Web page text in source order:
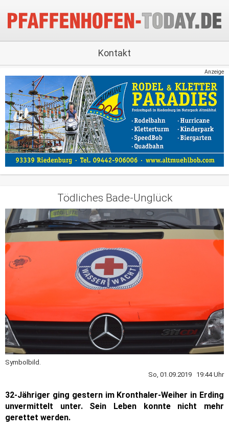
Kontakt
Anzeige
Tödliches Bade-Unglück
Symbolbild.
So, 01.09.2019 19:44 Uhr
32-Jähriger ging gestern im Kronthaler-Weiher in Erding
unvermittelt unter. Sein Leben konnte nicht mehr
gerettet werden.